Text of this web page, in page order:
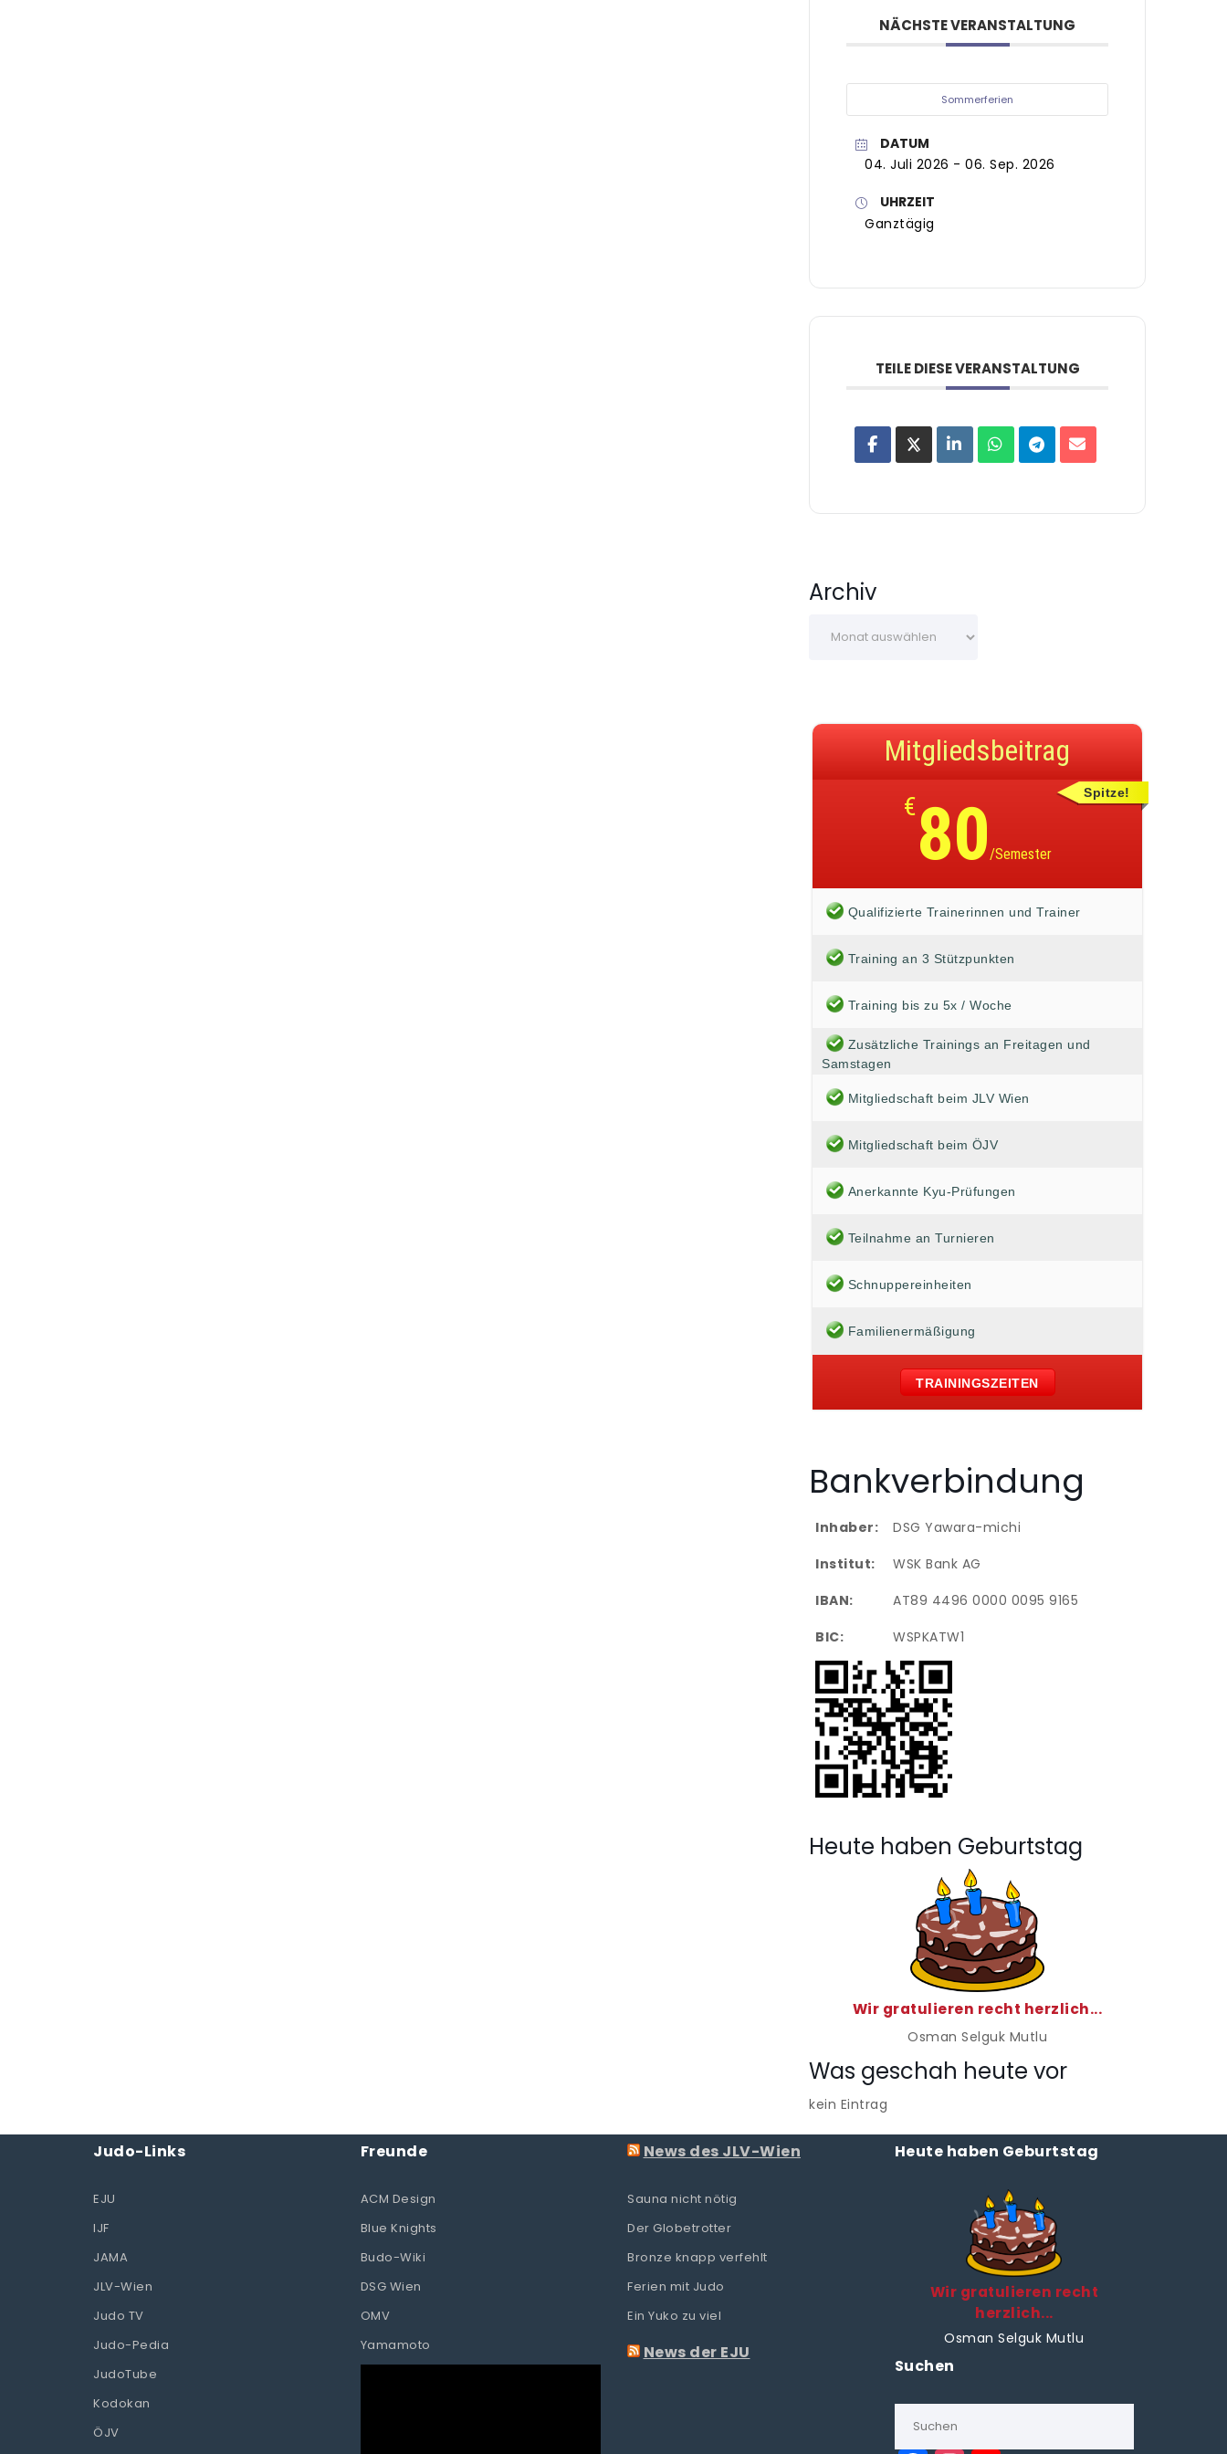
NÄCHSTE VERANSTALTUNG
Sommerferien
DATUM
04. Juli 2026 - 06. Sep. 2026
UHRZEIT
Ganztägig
TEILE DIESE VERANSTALTUNG
Archiv
Spitze!
Mitgliedsbeitrag
€80/Semester
Qualifizierte Trainerinnen und Trainer
Training an 3 Stützpunkten
Training bis zu 5x / Woche
Zusätzliche Trainings an Freitagen und
Samstagen
Mitgliedschaft beim JLV Wien
Mitgliedschaft beim ÖJV
Anerkannte Kyu-Prüfungen
Teilnahme an Turnieren
Schnuppereinheiten
Familienermäßigung
TRAININGSZEITEN
Bankverbindung
Inhaber:
DSG Yawara-michi
Institut:
WSK Bank AG
IBAN:
AT89 4496 0000 0095 9165
BIC:
WSPKATW1
Heute haben Geburtstag
Wir gratulieren recht herzlich...
Osman Selguk Mutlu
Was geschah heute vor
kein Eintrag
Judo-Links
EJU
IJF
JAMA
JLV-Wien
Judo TV
Judo-Pedia
JudoTube
Kodokan
ÖJV
Freunde
ACM Design
Blue Knights
Budo-Wiki
DSG Wien
OMV
Yamamoto
News des JLV-Wien
Sauna nicht nötig
Der Globetrotter
Bronze knapp verfehlt
Ferien mit Judo
Ein Yuko zu viel
News der EJU
Heute haben Geburtstag
Wir gratulieren recht
herzlich...
Osman Selguk Mutlu
Suchen